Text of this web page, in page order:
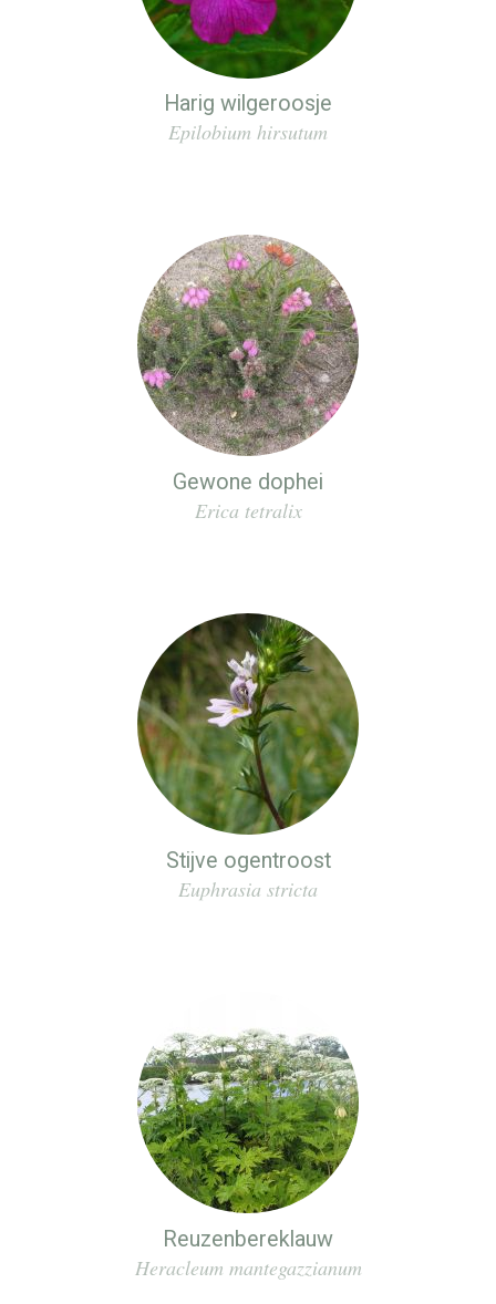
Harig wilgeroosje
Epilobium hirsutum
Gewone dophei
Erica tetralix
Stijve ogentroost
Euphrasia stricta
Reuzenbereklauw
Heracleum mantegazzianum